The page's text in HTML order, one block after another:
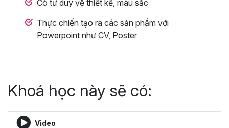
Có tư duy về thiết kế, màu sắc
Thực chiến tạo ra các sản phẩm với
Powerpoint như CV, Poster
Khoá học này sẽ có:
Video